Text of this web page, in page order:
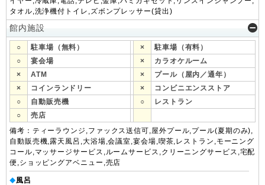
タオル,洗浄機付トイレ,ズボンプレッサー(貸出)
館内施設
○ 駐車場（無料） ×
駐車場（有料）
○
宴会場 ×
カラオケルーム
×
ATM ×
プール（屋内／通年）
×
コインランドリー ×
コンビニエンスストア
○
自動販売機 ○
レストラン
○
売店
備考：ティーラウンジ,ファックス送信可,屋外プール,プール(夏期のみ),
自動販売機,露天風呂,大浴場,会議室,宴会場,喫茶,レストラン,モーニング
コール,マッサージサービス,ルームサービス,クリーニングサービス,宅配
便,ショッピングアベニュー,売店
◆風呂